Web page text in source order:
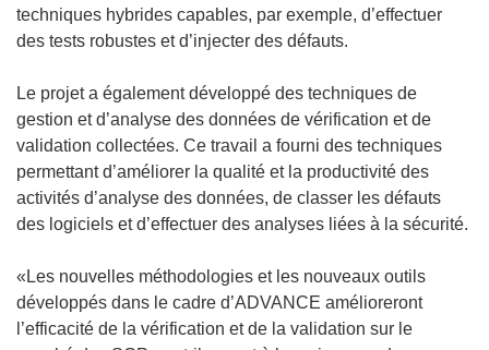
e
l
e
f
e
n
ê
t
e
)
s
u
e
n
o
u
v
e
l
e
f
techniques hybrides capables, par exemple, d’effectuer
des tests robustes et d’injecter des défauts.
Le projet a également développé des techniques de
gestion et d’analyse des données de vérification et de
validation collectées. Ce travail a fourni des techniques
permettant d’améliorer la qualité et la productivité des
activités d’analyse des données, de classer les défauts
des logiciels et d’effectuer des analyses liées à la sécurité.
«Les nouvelles méthodologies et les nouveaux outils
développés dans le cadre d’ADVANCE amélioreront
l’efficacité de la vérification et de la validation sur le